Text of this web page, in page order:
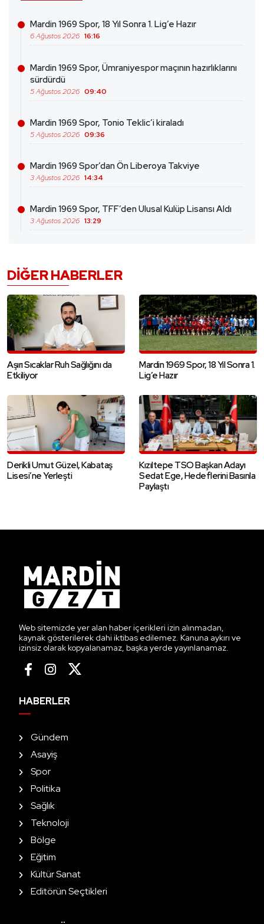
Mardin 1969 Spor, 18 Yıl Sonra 1. Lig’e Hazır
6 Ağustos 2026 16:16
Mardin 1969 Spor, Ümraniyespor maçının hazırlıklarını
sürdürdü
5 Ağustos 2026 09:40
Mardin 1969 Spor, Tonio Teklic’i kiraladı
5 Ağustos 2026 09:36
Mardin 1969 Spor’dan Ön Liberoya Takviye
3 Ağustos 2026 14:34
Mardin 1969 Spor, TFF’den Ulusal Kulüp Lisansı Aldı
3 Ağustos 2026 13:29
DIĞER HABERLER
Aşırı Sıcaklar Ruh Sağlığını da
Etkiliyor
Mardin 1969 Spor, 18 Yıl Sonra 1.
Lig’e Hazır
Derikli Umut Güzel, Kabataş
Lisesi’ne Yerleşti
Kızıltepe TSO Başkan Adayı
Sedat Ege, Hedeflerini Basınla
Paylaştı
Web sitemizde yer alan haber içerikleri izin alınmadan,
kaynak gösterilerek dahi iktibas edilemez. Kanuna aykırı ve
izinsiz olarak kopyalanamaz, başka yerde yayınlanamaz.
HABERLER
Gündem
Asayiş
Spor
Politika
Sağlık
Teknoloji
Bölge
Eğitim
Kültür Sanat
Editörün Seçtikleri